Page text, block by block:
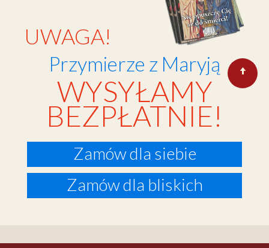
UWAGA!
Przymierze z Maryją
WYSYŁAMY
BEZPŁATNIE!
Zamów dla siebie
Zamów dla bliskich